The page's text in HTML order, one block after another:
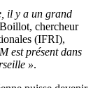
il y a un grand
chercheur
(IFRI),
est présent dans
».